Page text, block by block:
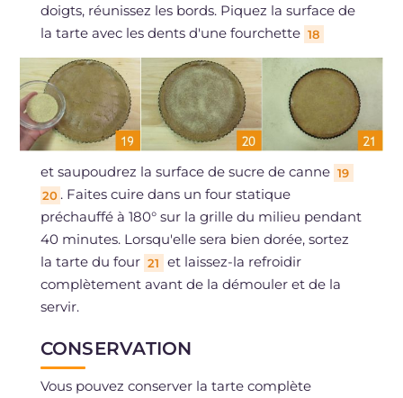
doigts, réunissez les bords. Piquez la surface de
la tarte avec les dents d'une fourchette 18
et saupoudrez la surface de sucre de canne 19
20 . Faites cuire dans un four statique
préchauffé à 180° sur la grille du milieu pendant
40 minutes. Lorsqu'elle sera bien dorée, sortez
la tarte du four 21
et laissez-la refroidir
complètement avant de la démouler et de la
servir.
CONSERVATION
Vous pouvez conserver la tarte complète